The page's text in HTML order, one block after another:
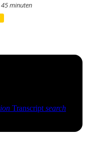
45 minuten